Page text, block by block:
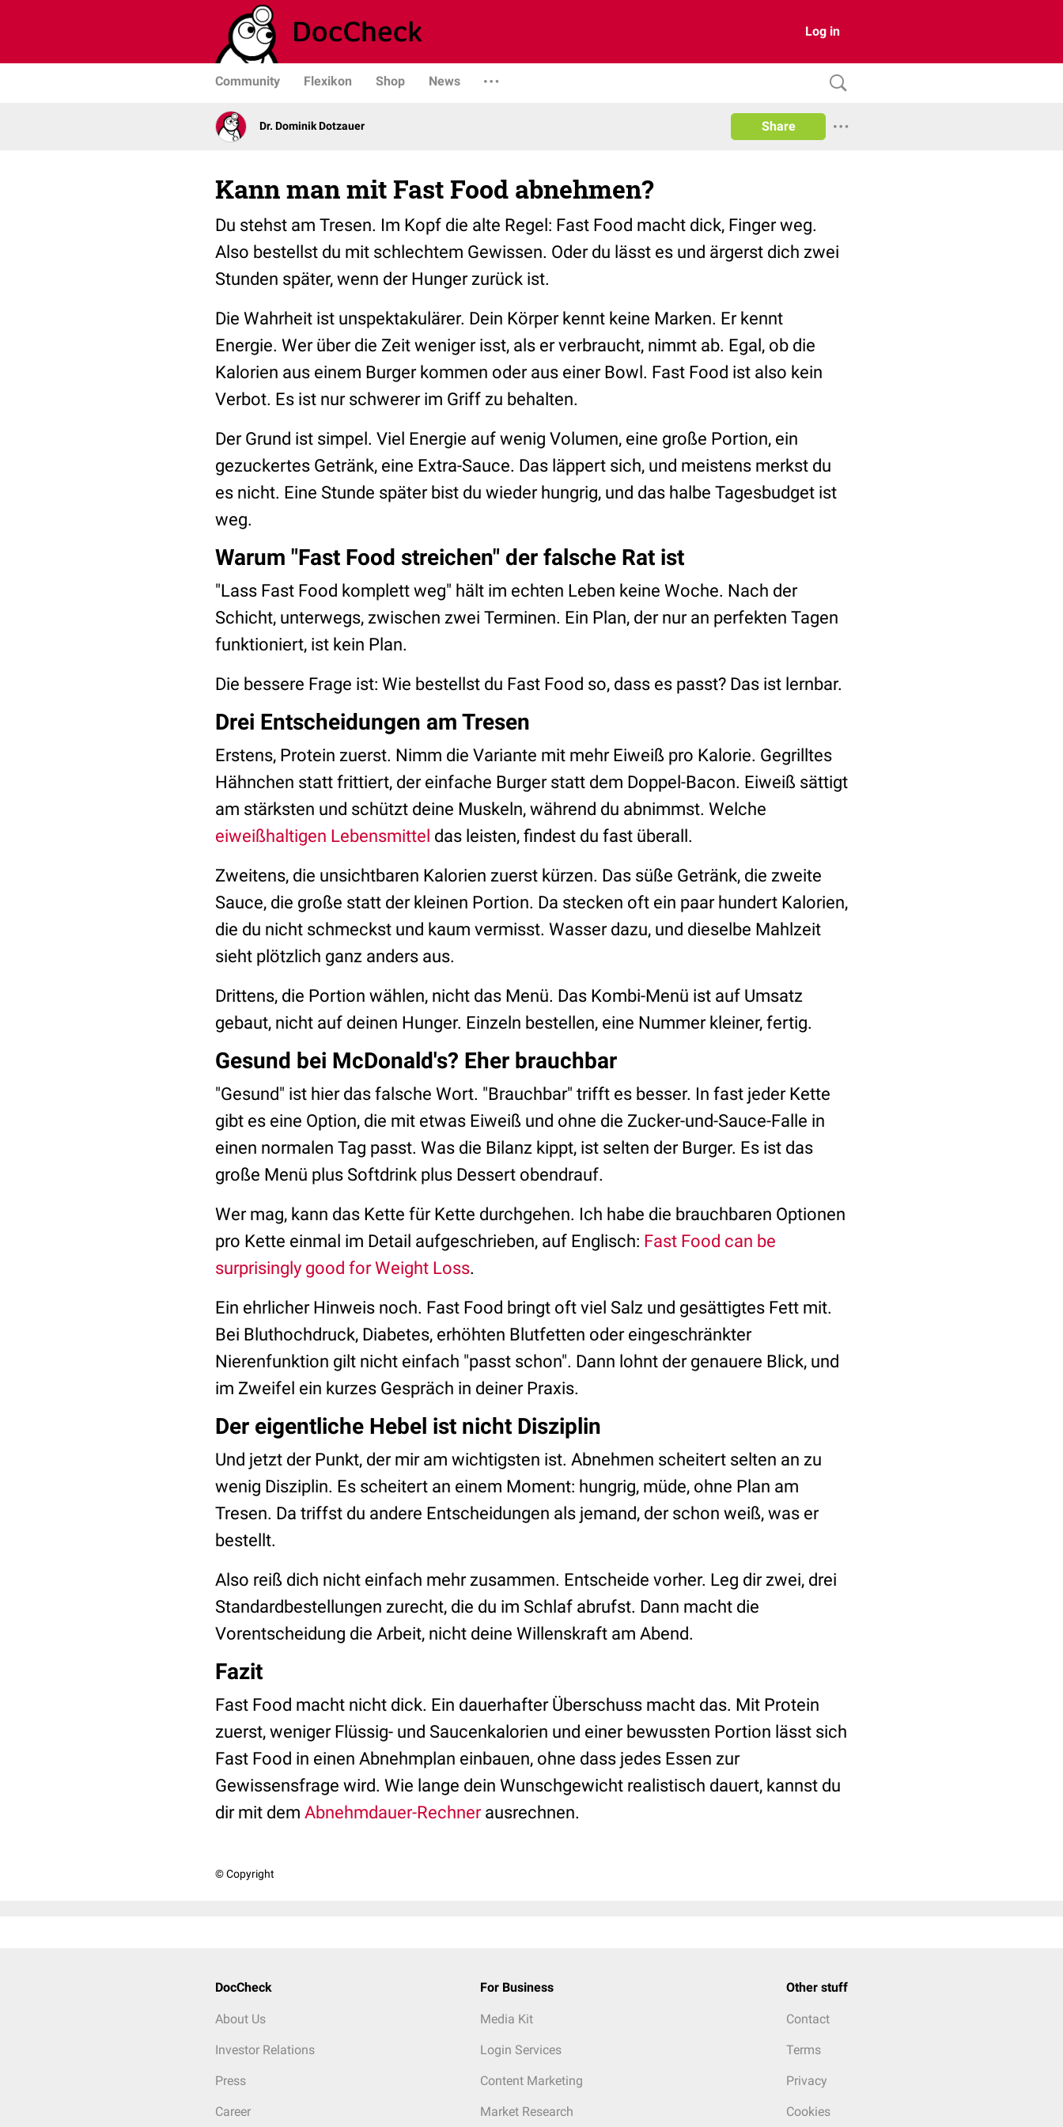
Log in
Community Flexikon Shop News
Dr. Dominik Dotzauer Share
Kann man mit Fast Food abnehmen?
Du stehst am Tresen. Im Kopf die alte Regel: Fast Food macht dick, Finger weg.
Also bestellst du mit schlechtem Gewissen. Oder du lässt es und ärgerst dich zwei
Stunden später, wenn der Hunger zurück ist.
Die Wahrheit ist unspektakulärer. Dein Körper kennt keine Marken. Er kennt
Energie. Wer über die Zeit weniger isst, als er verbraucht, nimmt ab. Egal, ob die
Kalorien aus einem Burger kommen oder aus einer Bowl. Fast Food ist also kein
Verbot. Es ist nur schwerer im Griff zu behalten.
Der Grund ist simpel. Viel Energie auf wenig Volumen, eine große Portion, ein
gezuckertes Getränk, eine Extra-Sauce. Das läppert sich, und meistens merkst du
es nicht. Eine Stunde später bist du wieder hungrig, und das halbe Tagesbudget ist
weg.
Warum "Fast Food streichen" der falsche Rat ist
"Lass Fast Food komplett weg" hält im echten Leben keine Woche. Nach der
Schicht, unterwegs, zwischen zwei Terminen. Ein Plan, der nur an perfekten Tagen
funktioniert, ist kein Plan.
Die bessere Frage ist: Wie bestellst du Fast Food so, dass es passt? Das ist lernbar.
Drei Entscheidungen am Tresen
Erstens, Protein zuerst. Nimm die Variante mit mehr Eiweiß pro Kalorie. Gegrilltes
Hähnchen statt frittiert, der einfache Burger statt dem Doppel-Bacon. Eiweiß sättigt
am stärksten und schützt deine Muskeln, während du abnimmst. Welche
eiweißhaltigen Lebensmittel das leisten, findest du fast überall.
Zweitens, die unsichtbaren Kalorien zuerst kürzen. Das süße Getränk, die zweite
Sauce, die große statt der kleinen Portion. Da stecken oft ein paar hundert Kalorien,
die du nicht schmeckst und kaum vermisst. Wasser dazu, und dieselbe Mahlzeit
sieht plötzlich ganz anders aus.
Drittens, die Portion wählen, nicht das Menü. Das Kombi-Menü ist auf Umsatz
gebaut, nicht auf deinen Hunger. Einzeln bestellen, eine Nummer kleiner, fertig.
Gesund bei McDonald's? Eher brauchbar
"Gesund" ist hier das falsche Wort. "Brauchbar" trifft es besser. In fast jeder Kette
gibt es eine Option, die mit etwas Eiweiß und ohne die Zucker-und-Sauce-Falle in
einen normalen Tag passt. Was die Bilanz kippt, ist selten der Burger. Es ist das
große Menü plus Softdrink plus Dessert obendrauf.
Wer mag, kann das Kette für Kette durchgehen. Ich habe die brauchbaren Optionen
pro Kette einmal im Detail aufgeschrieben, auf Englisch: Fast Food can be
surprisingly good for Weight Loss.
Ein ehrlicher Hinweis noch. Fast Food bringt oft viel Salz und gesättigtes Fett mit.
Bei Bluthochdruck, Diabetes, erhöhten Blutfetten oder eingeschränkter
Nierenfunktion gilt nicht einfach "passt schon". Dann lohnt der genauere Blick, und
im Zweifel ein kurzes Gespräch in deiner Praxis.
Der eigentliche Hebel ist nicht Disziplin
Und jetzt der Punkt, der mir am wichtigsten ist. Abnehmen scheitert selten an zu
wenig Disziplin. Es scheitert an einem Moment: hungrig, müde, ohne Plan am
Tresen. Da triffst du andere Entscheidungen als jemand, der schon weiß, was er
bestellt.
Also reiß dich nicht einfach mehr zusammen. Entscheide vorher. Leg dir zwei, drei
Standardbestellungen zurecht, die du im Schlaf abrufst. Dann macht die
Vorentscheidung die Arbeit, nicht deine Willenskraft am Abend.
Fazit
Fast Food macht nicht dick. Ein dauerhafter Überschuss macht das. Mit Protein
zuerst, weniger Flüssig- und Saucenkalorien und einer bewussten Portion lässt sich
Fast Food in einen Abnehmplan einbauen, ohne dass jedes Essen zur
Gewissensfrage wird. Wie lange dein Wunschgewicht realistisch dauert, kannst du
dir mit dem Abnehmdauer-Rechnerausrechnen.
© Copyright
DocCheck
About Us
Investor Relations
Press
Career
For Business
Media Kit
Login Services
Content Marketing
Market Research
Other stuff
Contact
Terms
Privacy
Cookies